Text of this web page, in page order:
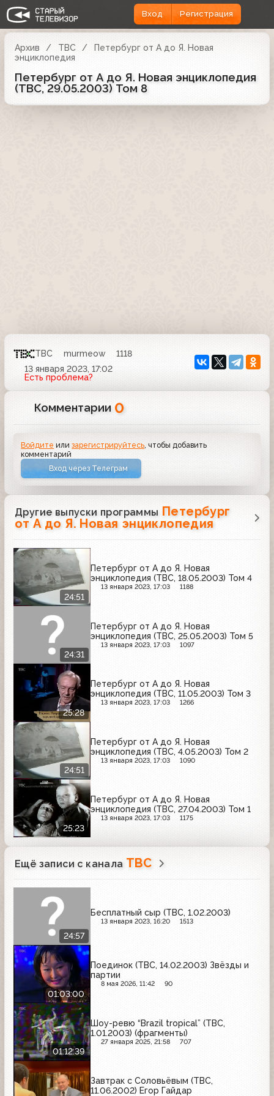
Вход Регистрация
Архив ТВС
Петербург от А до Я. Новая
энциклопедия
Петербург от А до Я. Новая энциклопедия
(ТВС, 29.05.2003) Том 8
ТВС murmeow
1118
13 января 2023, 17:02
Есть проблема?
Комментарии 0
Войдите илизарегистрируйтесь , чтобы добавить
комментарий
Вход через Телеграм
Другие выпуски программы Петербург
от А до Я. Новая энциклопедия
24:51
Петербург от А до Я. Новая
энциклопедия (ТВС, 18.05.2003) Том 4
13 января 2023, 17:03 1188
24:31
Петербург от А до Я. Новая
энциклопедия (ТВС, 25.05.2003) Том 5
13 января 2023, 17:03 1097
25:28
Петербург от А до Я. Новая
энциклопедия (ТВС, 11.05.2003) Том 3
13 января 2023, 17:03 1266
24:51
Петербург от А до Я. Новая
энциклопедия (ТВС, 4.05.2003) Том 2
13 января 2023, 17:03 1090
25:23
Петербург от А до Я. Новая
энциклопедия (ТВС, 27.04.2003) Том 1
13 января 2023, 17:03 1175
Ещё записи с канала ТВС
24:57
Бесплатный сыр (ТВС, 1.02.2003)
13 января 2023, 16:20 1513
01:03:00
Поединок (ТВС, 14.02.2003) Звёзды и
партии
8 мая 2026, 11:42 90
01:12:39
Шоу-ревю “Brazil tropical” (ТВС,
1.01.2003) (фрагменты)
27 января 2025, 21:58 707
Завтрак с Соловьёвым (ТВС,
11.06.2002) Егор Гайдар